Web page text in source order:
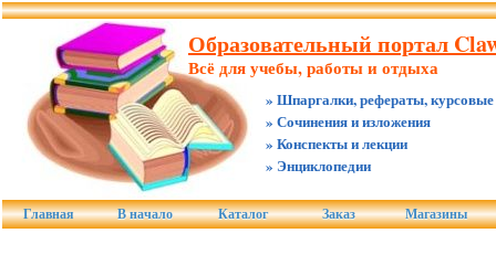
Образовательный портал
Всё для учебы, работы и отдыха
» Шпаргалки, рефераты, курсовые
» Сочинения и изложения
» Конспекты и лекции
» Энциклопедии
Главная В начало Каталог Заказ Магазины